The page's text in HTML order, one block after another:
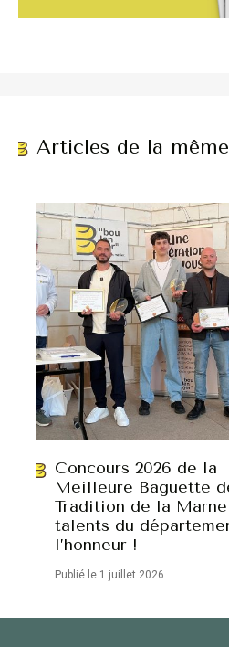
Articles de la
Concours 2026 de la
Meilleure Baguette
Tradition de la
talents du
l’honneur !
Publié le 1 juillet 2026